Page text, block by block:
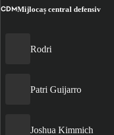
CDMMijlocaș central defensiv
Rodri
Patri Guijarro
Joshua Kimmich